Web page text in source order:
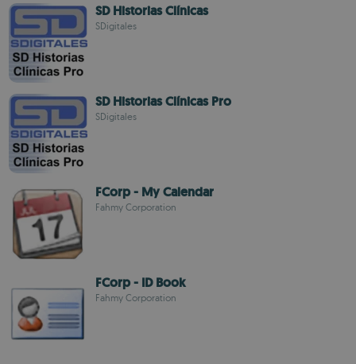
SD Historias Clínicas
SDigitales
SD Historias Clínicas Pro
SDigitales
FCorp - My Calendar
Fahmy Corporation
FCorp - ID Book
Fahmy Corporation